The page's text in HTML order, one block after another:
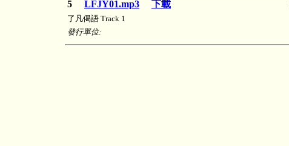
5 LFJY01.mp3 下載
了凡偈語 Track 1
發行單位: